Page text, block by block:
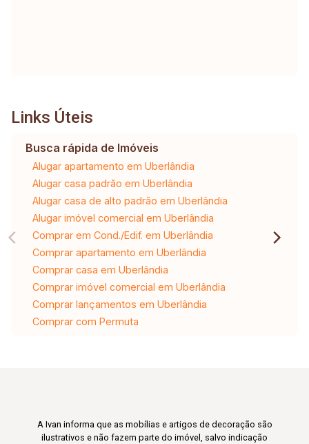
Links Úteis
Busca rápida de Imóveis
Alugar apartamento em Uberlândia
Alugar casa padrão em Uberlândia
Alugar casa de alto padrão em Uberlândia
Alugar imóvel comercial em Uberlândia
Comprar em Cond./Edif. em Uberlândia
Comprar apartamento em Uberlândia
Comprar casa em Uberlândia
Comprar imóvel comercial em Uberlândia
Comprar lançamentos em Uberlândia
Comprar com Permuta
A Ivan informa que as mobílias e artigos de decoração são
ilustrativos e não fazem parte do imóvel, salvo indicação